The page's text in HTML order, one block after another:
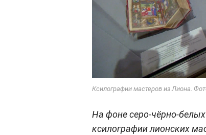
Ксилографии мастеров из Лиона.
На фоне серо-чёрно-
ксилографии лионских